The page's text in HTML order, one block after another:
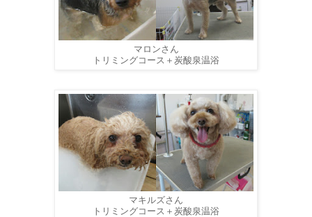
マロンさん
トリミングコース＋炭酸泉温浴
マキルズさん
トリミングコース＋炭酸泉温浴